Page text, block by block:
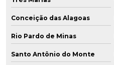
Conceição das Alagoas
Rio Pardo de Minas
Santo Antônio do Monte